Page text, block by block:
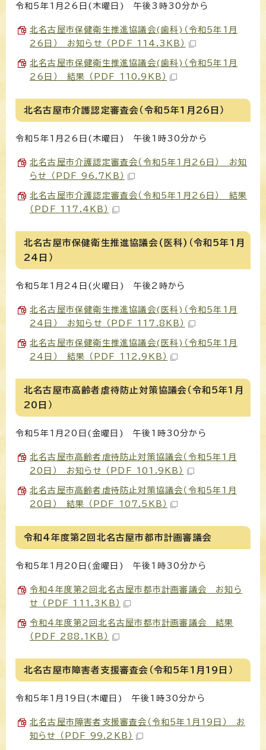
令和5年1月26日(木曜日) 午後3時30分から
北名古屋市保健衛生推進協議会(歯科)（令和5年1月
26日） お知らせ （PDF 114.3KB）
北名古屋市保健衛生推進協議会(歯科)（令和5年1月
26日） 結果 （PDF 110.9KB）
北名古屋市介護認定審査会（令和5年1月26日）
令和5年1月26日(木曜日) 午後1時30分から
北名古屋市介護認定審査会（令和5年1月26日） お知
らせ （PDF 96.7KB）
北名古屋市介護認定審査会（令和5年1月26日） 結果
（PDF 117.4KB）
北名古屋市保健衛生推進協議会(医科)（令和5年1月
24日）
令和5年1月24日(火曜日) 午後2時から
北名古屋市保健衛生推進協議会(医科)（令和5年1月
24日） お知らせ （PDF 117.8KB）
北名古屋市保健衛生推進協議会(医科)（令和5年1月
24日） 結果 （PDF 112.9KB）
北名古屋市高齢者虐待防止対策協議会（令和5年1月
20日）
令和5年1月20日(金曜日) 午後1時30分から
北名古屋市高齢者虐待防止対策協議会（令和5年1月
20日） お知らせ （PDF 101.9KB）
北名古屋市高齢者虐待防止対策協議会（令和5年1月
20日） 結果 （PDF 107.5KB）
令和4年度第2回北名古屋市都市計画審議会
令和5年1月20日(金曜日) 午後1時30分から
令和4年度第2回北名古屋市都市計画審議会 お知ら
せ （PDF 111.3KB）
令和4年度第2回北名古屋市都市計画審議会 結果
（PDF 288.1KB）
北名古屋市障害者支援審査会（令和5年1月19日）
令和5年1月19日(木曜日) 午後1時30分から
北名古屋市障害者支援審査会（令和5年1月19日） お
知らせ （PDF 99.2KB）